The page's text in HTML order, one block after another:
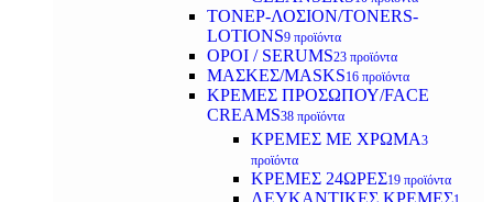
ΤΟΝΕΡ-ΛΟΣΙΟΝ/TONERS-
LOTIONS9 προϊόντα
ΟΡΟΙ / SERUMS23 προϊόντα
ΜΑΣΚΕΣ/MASKS16 προϊόντα
ΚΡΕΜΕΣ ΠΡΟΣΩΠΟΥ/FACE
CREAMS38 προϊόντα
ΚΡΕΜΕΣ ΜΕ ΧΡΩΜΑ3
προϊόντα
ΚΡΕΜΕΣ 24ΩΡΕΣ19 προϊόντα
ΛΕΥΚΑΝΤΙΚΕΣ ΚΡΕΜΕΣ